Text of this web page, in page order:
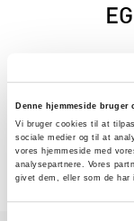
Denne hjemmeside bruger
Vi bruger cookies til at
sociale medier og til at
vores hjemmeside med
analysepartnere. Vores
givet dem, eller som de har